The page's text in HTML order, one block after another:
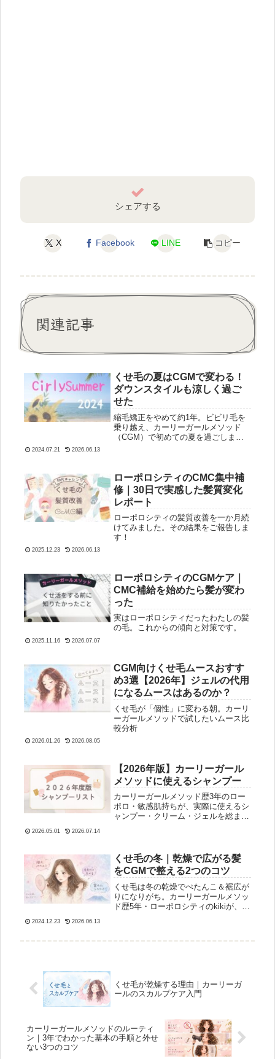
シェアする
X Facebook LINE コピー
関連記事
くせ毛の夏はCGMで変わる！
ダウンスタイルも涼しく過ご
せた
縮毛矯正をやめて約1年。ビビリ毛を
乗り越え、カーリーガールメソッド
（CGM）で初めての夏を過ごしまし
グで気づいたことをシェアします。皆
さまのカ...
2024.07.21 2026.06.13
ローポロシティのCMC集中補
修｜30日で実感した髪質変化
レポート
ローポロシティの髪質改善を一か月続
けてみました。その結果をご報告しま
す！
2025.12.23 2026.06.13
ローポロシティのCGMケア｜
CMC補給を始めたら髪が変わ
った
実はローポロシティだったわたしの髪
の毛。これからの傾向と対策です。
2025.11.16 2026.07.07
CGM向けくせ毛ムースおすす
め3選【2026年】ジェルの代用
になるムースはあるのか？
くせ毛が「個性」に変わる朝。カーリ
ーガールメソッドで試したいムース比
較分析
2026.01.26 2026.08.05
【2026年版】カーリーガール
メソッドに使えるシャンプー
カーリーガールメソッド歴3年のロー
ポロ・敏感肌持ちが、実際に使えるシ
ャンプー・クリーム・ジェルを総まと
CGMケアに必要なものをこの1記事
で。
2026.05.01 2026.07.14
くせ毛の冬｜乾燥で広がる髪
をCGMで整える2つのコツ
くせ毛は冬の乾燥でぺたんこ＆裾広が
りになりがち。カーリーガールメソッ
ド歴5年・ローポロシティのkikiが、冬
2024.12.23 2026.06.13
くせ毛が乾燥する理由｜カーリーガ
ールのスカルプケア入門
カーリーガールメソッドのルーティ
ン｜3年でわかった基本の手順と外せ
ない3つのコツ